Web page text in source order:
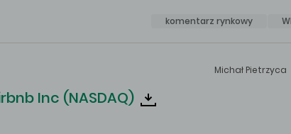
komentarz rynkowy
Michał Pietrzyca
Inc (NASDAQ)